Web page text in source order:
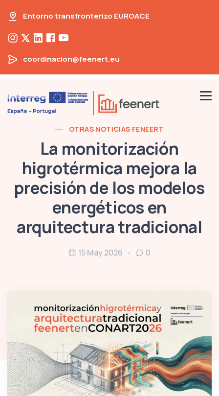
Entorno transfronterizo EUROACE
coordinacion@feenert.eu
OTRAS NOTICIAS FENEERT
La monitorización
higrotérmica mejora la
precisión de los modelos
energéticos en
arquitectura tradicional
15 May 2026 0